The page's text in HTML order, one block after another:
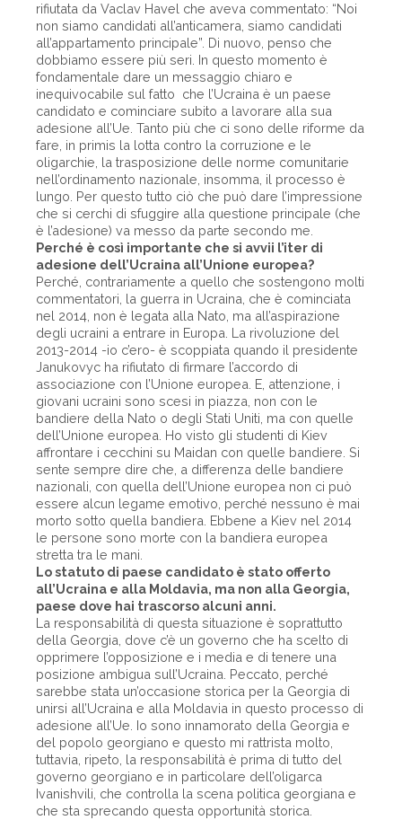
rifiutata da Vaclav Havel che aveva commentato: “Noi
non siamo candidati all’anticamera, siamo candidati
all’appartamento principale”. Di nuovo, penso che
dobbiamo essere più seri. In questo momento è
fondamentale dare un messaggio chiaro e
inequivocabile sul fatto che l’Ucraina è un paese
candidato e cominciare subito a lavorare alla sua
adesione all’Ue. Tanto più che ci sono delle riforme da
fare, in primis la lotta contro la corruzione e le
oligarchie, la trasposizione delle norme comunitarie
nell’ordinamento nazionale, insomma, il processo è
lungo. Per questo tutto ciò che può dare l’impressione
che si cerchi di sfuggire alla questione principale (che
è l’adesione) va messo da parte secondo me.
Perché è così importante che si avvii l’iter di
adesione dell’Ucraina all’Unione europea?
Perché, contrariamente a quello che sostengono molti
commentatori, la guerra in Ucraina, che è cominciata
nel 2014, non è legata alla Nato, ma all’aspirazione
degli ucraini a entrare in Europa. La rivoluzione del
2013-2014 -io c’ero- è scoppiata quando il presidente
Janukovyc ha rifiutato di firmare l’accordo di
associazione con l’Unione europea. E, attenzione, i
giovani ucraini sono scesi in piazza, non con le
bandiere della Nato o degli Stati Uniti, ma con quelle
dell’Unione europea. Ho visto gli studenti di Kiev
affrontare i cecchini su Maidan con quelle bandiere. Si
sente sempre dire che, a differenza delle bandiere
nazionali, con quella dell’Unione europea non ci può
essere alcun legame emotivo, perché nessuno è mai
morto sotto quella bandiera. Ebbene a Kiev nel 2014
le persone sono morte con la bandiera europea
stretta tra le mani.
Lo statuto di paese candidato è stato offerto
all’Ucraina e alla Moldavia, ma non alla Georgia,
paese dove hai trascorso alcuni anni.
La responsabilità di questa situazione è soprattutto
della Georgia, dove c’è un governo che ha scelto di
opprimere l’opposizione e i media e di tenere una
posizione ambigua sull’Ucraina. Peccato, perché
sarebbe stata un’occasione storica per la Geor­gia di
unirsi all’Ucraina e alla Moldavia in questo processo di
adesione all’Ue. Io sono innamorato della Georgia e
del popolo georgiano e questo mi rattrista molto,
tuttavia, ripeto, la responsabilità è prima di tutto del
governo georgiano e in particolare dell’oligarca
Ivanishvili, che controlla la scena politica georgiana e
che sta sprecando questa opportunità storica.